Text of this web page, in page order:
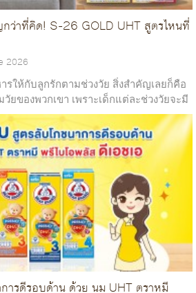
ว่าที่คิด! S-26 GOLD UHT สูตรไหนที่
2026
รให้กับลูกรักตามช่วงวัย สิ่งสำคัญเลยก็คือ
ยของพวกเขา เพราะเด็กแต่ละช่วงวัยจะมี
ตกต่างกัน เพื่อเสริมสร้างการเจริญเติบโต
ารดีรอบด้าน ด้วย นม UHT ตราหมี